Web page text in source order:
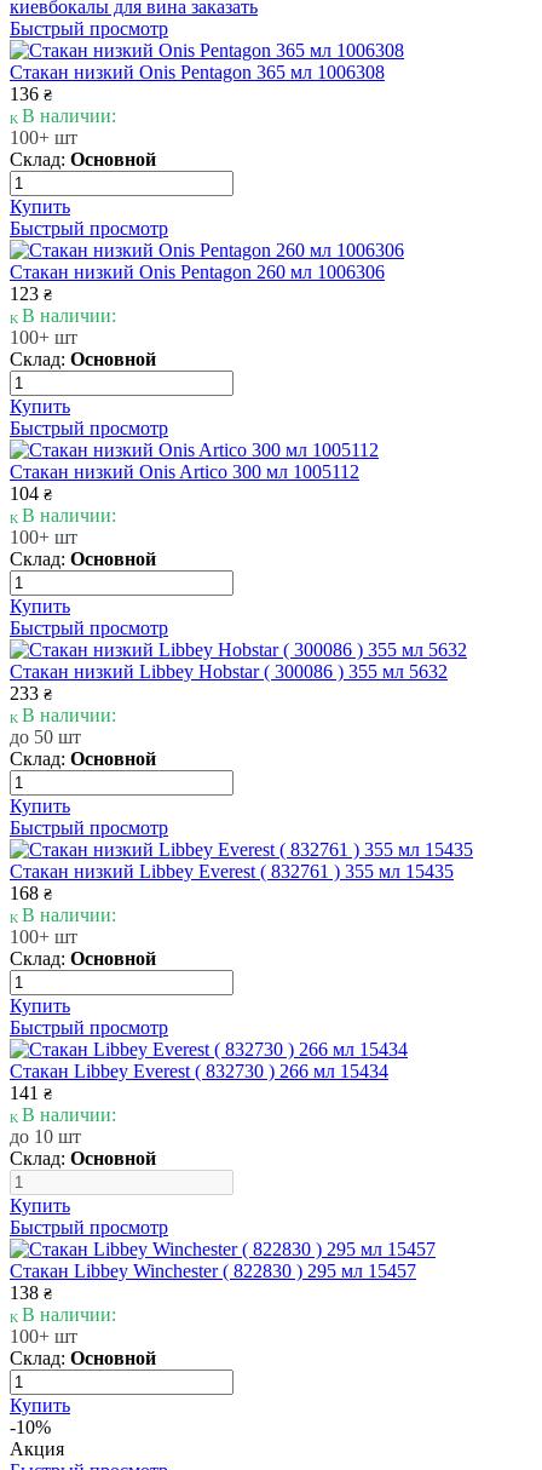
киевбокалы для вина заказать
Быстрый просмотр
Стакан низкий Onis Pentagon 365 мл 1006308
136 ₴
В наличии:
100+ шт
Склад: Основной
Купить
Быстрый просмотр
Стакан низкий Onis Pentagon 260 мл 1006306
123 ₴
В наличии:
100+ шт
Склад: Основной
Купить
Быстрый просмотр
Стакан низкий Onis Artico 300 мл 1005112
104 ₴
В наличии:
100+ шт
Склад: Основной
Купить
Быстрый просмотр
Стакан низкий Libbey Hobstar ( 300086 ) 355 мл 5632
233 ₴
В наличии:
до 50 шт
Склад: Основной
Купить
Быстрый просмотр
Стакан низкий Libbey Everest ( 832761 ) 355 мл 15435
168 ₴
В наличии:
100+ шт
Склад: Основной
Купить
Быстрый просмотр
Стакан Libbey Everest ( 832730 ) 266 мл 15434
141 ₴
В наличии:
до 10 шт
Склад: Основной
Купить
Быстрый просмотр
Стакан Libbey Winchester ( 822830 ) 295 мл 15457
138 ₴
В наличии:
100+ шт
Склад: Основной
Купить
-10%
Акция